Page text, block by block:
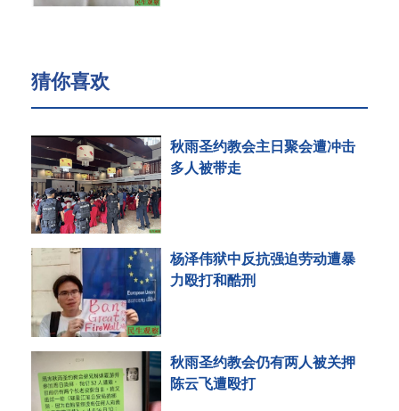
猜你喜欢
秋雨圣约教会主日聚会遭冲击
多人被带走
杨泽伟狱中反抗强迫劳动遭暴
力殴打和酷刑
秋雨圣约教会仍有两人被关押
陈云飞遭殴打